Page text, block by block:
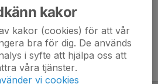
kakor
kakor (cookies) för att vår
bra för dig. De används
i syfte att hjälpa oss att
våra tjänster.
vi cookies